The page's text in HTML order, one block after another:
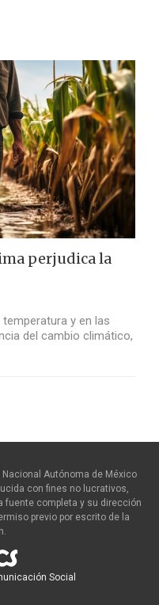
perjudica la
y en las
del cambio climático,
Autónoma de México
con fines no lucrativos,
fuente completa y su dirección
previo por escrito de la
Social